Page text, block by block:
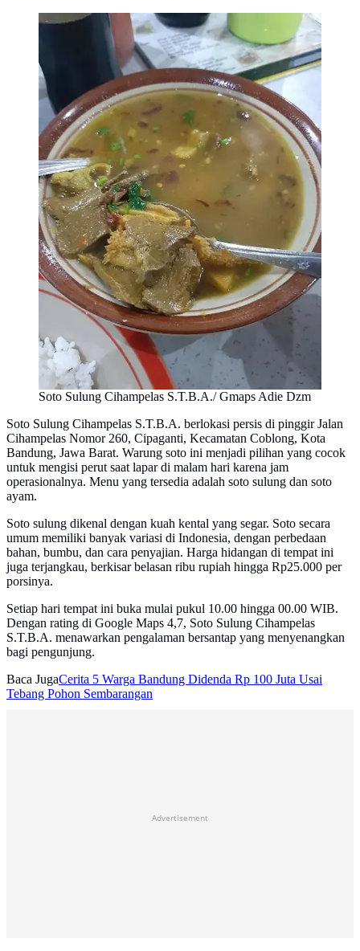
Soto Sulung Cihampelas S.T.B.A./ Gmaps Adie Dzm
Soto Sulung Cihampelas S.T.B.A. berlokasi persis di pinggir Jalan
Cihampelas Nomor 260, Cipaganti, Kecamatan Coblong, Kota
Bandung, Jawa Barat. Warung soto ini menjadi pilihan yang cocok
untuk mengisi perut saat lapar di malam hari karena jam
operasionalnya. Menu yang tersedia adalah soto sulung dan soto
ayam.
Soto sulung dikenal dengan kuah kental yang segar. Soto secara
umum memiliki banyak variasi di Indonesia, dengan perbedaan
bahan, bumbu, dan cara penyajian. Harga hidangan di tempat ini
juga terjangkau, berkisar belasan ribu rupiah hingga Rp25.000 per
porsinya.
Setiap hari tempat ini buka mulai pukul 10.00 hingga 00.00 WIB.
Dengan rating di Google Maps 4,7, Soto Sulung Cihampelas
S.T.B.A. menawarkan pengalaman bersantap yang menyenangkan
bagi pengunjung.
Baca JugaCerita 5 Warga Bandung Didenda Rp 100 Juta Usai
Tebang Pohon Sembarangan
Advertisement